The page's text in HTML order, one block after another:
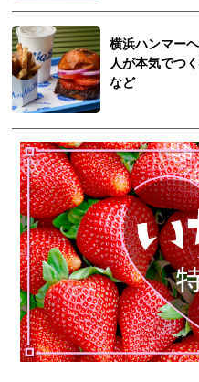
横浜ハンマー
人が本気でつ
など
観光ガイド
ランキング